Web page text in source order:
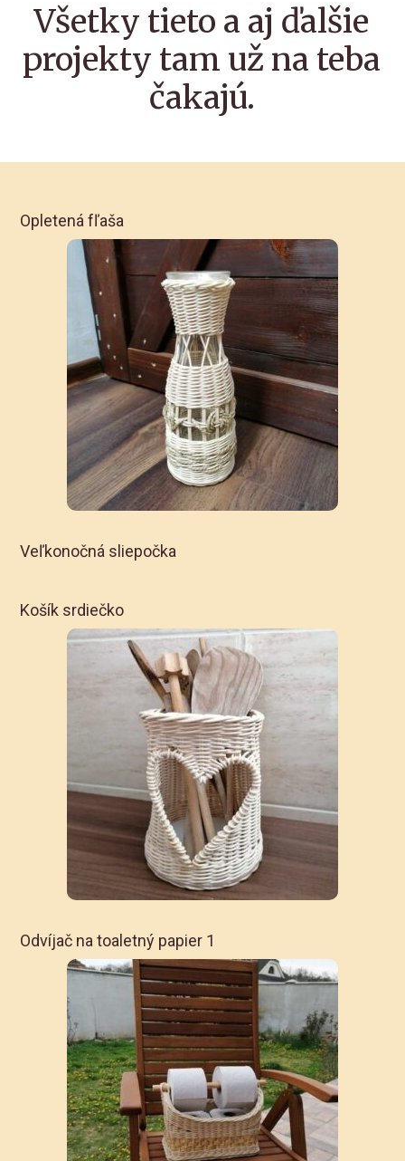
Všetky tieto a aj ďalšie
projekty tam už na teba
čakajú.
Opletená fľaša
Veľkonočná sliepočka
Košík srdiečko
Odvíjač na toaletný papier 1